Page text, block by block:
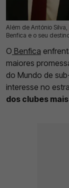
Além de António
Benfica e o seu
16 Jul 2026 | 17:31 |
O Benfica
maiores
do Mundo de
interesse no
dos clubes